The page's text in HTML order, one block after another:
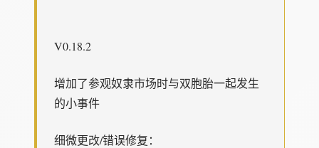
V0.18.2
增加了参观奴隶市场时与双胞胎一起发生
的小事件
细微更改/错误修复：